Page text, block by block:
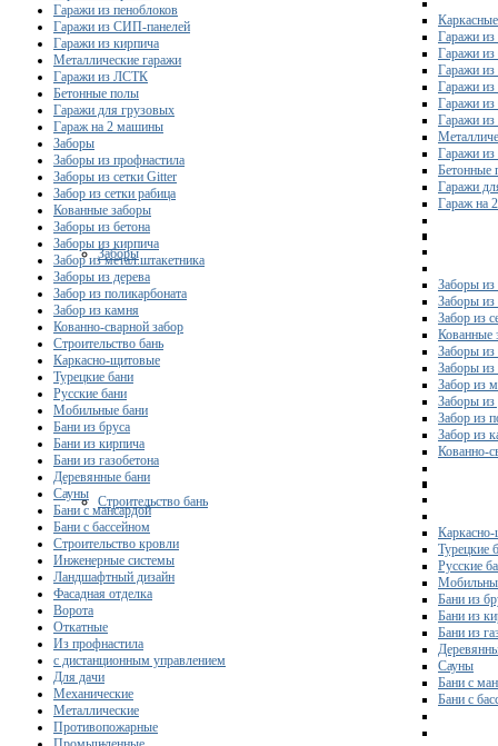
Гаражи из
Гаражи из
Гаражи из
Гаражи из
Гаражи
Гаражи из
Гаражи
Бетонные
Гаражи
Гараж на
Заборы
Заборы из
Заборы из
Забор из
Кованные
Заборы из
Заборы из
Забор из
Заборы из
Забор из
Забор из
Кованно-
Строительство бань
Турецкие
Русские
Бани из
Бани из
Бани из
Сауны
Бани с
Бани с
Гаражи из пеноблоков
Гаражи из СИП-панелей
Гаражи из кирпича
Металлические гаражи
Гаражи из ЛСТК
Бетонные полы
Гаражи для грузовых
Гараж на 2 машины
Заборы
Заборы из профнастила
Заборы из сетки Gitter
Забор из сетки рабица
Кованные заборы
Заборы из бетона
Заборы из кирпича
Забор из метал.штакетника
Заборы из дерева
Забор из поликарбоната
Забор из камня
Кованно-сварной забор
Строительство бань
Каркасно-щитовые
Турецкие бани
Русские бани
Мобильные бани
Бани из бруса
Бани из кирпича
Бани из газобетона
Деревянные бани
Сауны
Бани с мансардой
Бани с бассейном
Строительство кровли
Инженерные системы
Ландшафтный дизайн
Фасадная отделка
Ворота
Откатные
Из профнастила
с дистанционным управлением
Для дачи
Механические
Металлические
Противопожарные